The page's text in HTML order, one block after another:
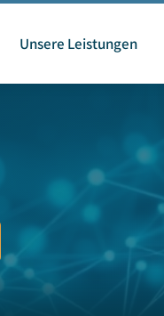
Unsere Leistungen